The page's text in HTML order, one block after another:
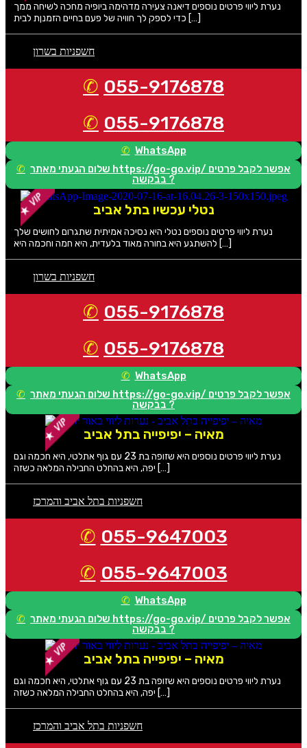
נערת ליווי פרטים נוספים דיאנה צעירה מדהימה ביופיה מחכה לשיחה ממך
כדי לספק לך חוויה של פעם בחיים הזמנןת לבית […]
חשפניות בשרון
055-9176878
055-9176878
WhatsApp
שלום הגעתי מאתר https://go-go.vip/ אפשר לקבל פרטים
בבקשה ?
נטלי עכשיו בתל אביב
נערת ליווי פרטים נוספים נטלי היא נסיכה אמיתית שתגרום לחושים שלך
להשתגע היא בחורה מאוד בלעדית, היא חמה וחכמה היא […]
חשפניות בשרון
055-9176878
055-9176878
WhatsApp
שלום הגעתי מאתר https://go-go.vip/ אפשר לקבל פרטים
בבקשה ?
מאיה – יפיפייה בתל אביב
נערת ליווי פרטים נוספים היא שזופה בת 23 עם גוף אתלטי, היא חכמה וגם
יפה, היא בהחלט החבילה המלאה כשזה […]
חשפניות בתל אביב והמרכז
055-9647003
055-9647003
WhatsApp
שלום הגעתי מאתר https://go-go.vip/ אפשר לקבל פרטים
בבקשה ?
מאיה – יפיפייה בתל אביב
נערת ליווי פרטים נוספים היא שזופה בת 23 עם גוף אתלטי, היא חכמה וגם
יפה, היא בהחלט החבילה המלאה כשזה […]
חשפניות בתל אביב והמרכז